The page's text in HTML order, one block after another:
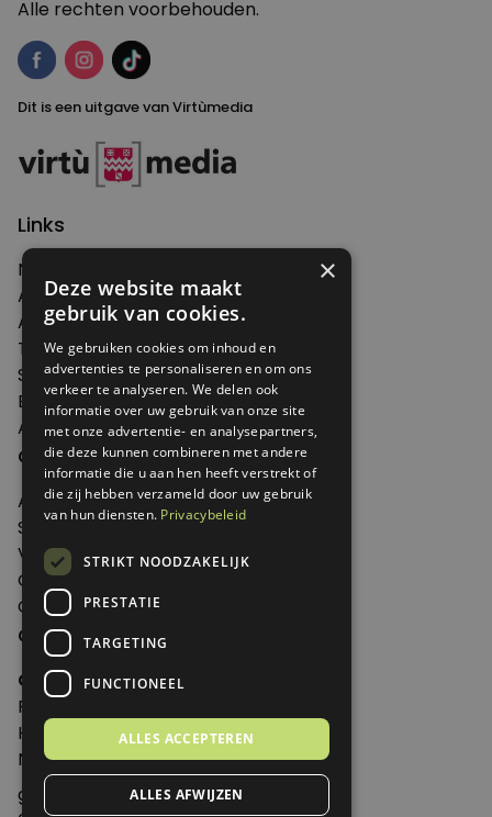
Alle rechten voorbehouden.
Dit is een uitgave van Virtùmedia
Links
Nieuws
Artikelen
Agenda
Thema's
Shop
Edities
Abonneren
Over Genoeg
Adverteren
Samenwerken
Verkooppunten
Over Genoeg
Contact
Contactgegevens
Genoeg
Postbus 595 - 3700 AN Zeist
Huis ter Heideweg 13 - 3705MA Zeist
Nederland
genoeg@spabonneeservice.nl
×
Deze website maakt
gebruik van cookies.
We gebruiken cookies om inhoud en
advertenties te personaliseren en om ons
verkeer te analyseren. We delen ook
informatie over uw gebruik van onze site
met onze advertentie- en analysepartners,
die deze kunnen combineren met andere
informatie die u aan hen heeft verstrekt of
die zij hebben verzameld door uw gebruik
van hun diensten. Privacybeleid
STRIKT NOODZAKELIJK
PRESTATIE
TARGETING
FUNCTIONEEL
ALLES ACCEPTEREN
ALLES AFWIJZEN